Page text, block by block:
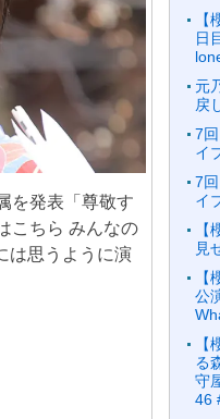
を発表「尊敬す
こちら みんなの
は思うように演
日
元
戻
7
イ
7
イ
見
公
る
守
46